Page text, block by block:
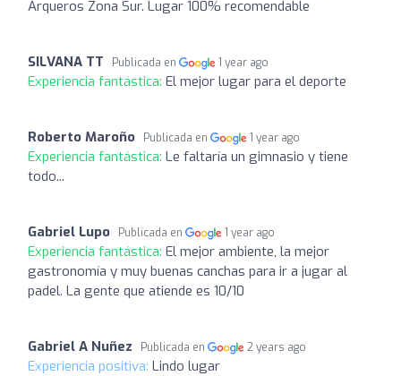
Arqueros Zona Sur. Lugar 100% recomendable
SILVANA TT Publicada en 1 year ago
Experiencia fantástica: El mejor lugar para el deporte
Roberto Maroño Publicada en 1 year ago
Experiencia fantástica: Le faltaría un gimnasio y tiene
todo...
Gabriel Lupo Publicada en 1 year ago
Experiencia fantástica: El mejor ambiente, la mejor
gastronomía y muy buenas canchas para ir a jugar al
padel. La gente que atiende es 10/10
Gabriel A Nuñez Publicada en 2 years ago
Experiencia positiva: Lindo lugar